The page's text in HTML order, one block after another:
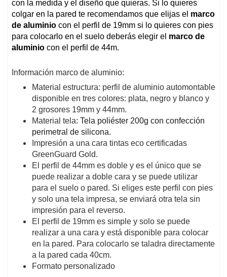
con la medida y el diseño que quieras. Si lo quieres
colgar en la pared te recomendamos que elijas el marco
de aluminio con el perfil de 19mm si lo quieres con pies
para colocarlo en el suelo deberás elegir el marco de
aluminio con el perfil de 44m.
Información marco de aluminio:
Material estructura: perfil de aluminio automontable
disponible en tres colores: plata, negro y blanco y
2 grosores 19mm y 44mm.
Material tela: Tela poliéster 200g con confección
perimetral de silicona.
Impresión a una cara tintas eco certificadas
GreenGuard Gold.
El perfil de 44mm es doble y es el único que se
puede realizar a doble cara y se puede utilizar
para el suelo o pared. Si eliges este perfil con pies
y solo una tela impresa, se enviará otra tela sin
impresión para el reverso.
El perfil de 19mm es simple y solo se puede
realizar a una cara y está disponible para colocar
en la pared. Para colocarlo se taladra directamente
a la pared cada 40cm.
Formato personalizado